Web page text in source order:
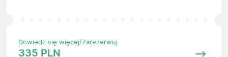
Dowiedz się więcej/Zarezerwuj
335 PLN